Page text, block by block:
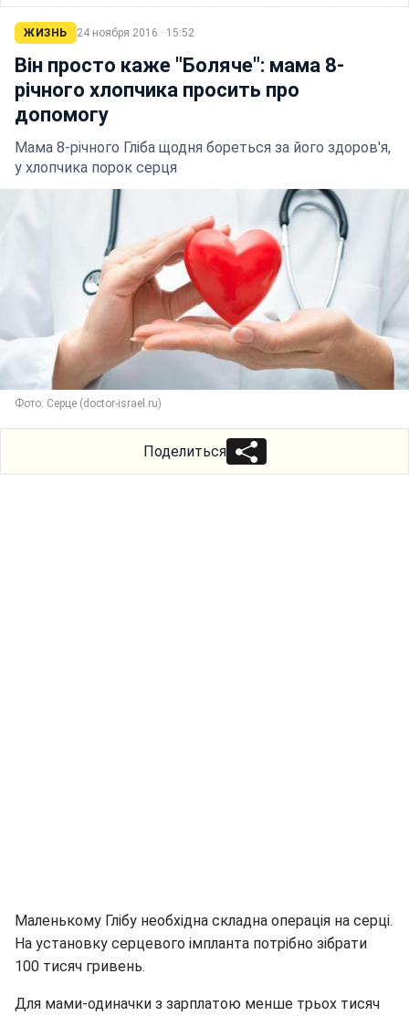
ЖИЗНЬ 24 ноября 2016 · 15:52
Він просто каже "Боляче": мама 8-
річного хлопчика просить про
допомогу
Мама 8-річного Гліба щодня бореться за його здоров'я,
у хлопчика порок серця
Фото: Серце (doctor-israel.ru)
Поделиться
Маленькому Глібу необхідна складна операція на серці.
На установку серцевого імпланта потрібно зібрати
100 тисяч гривень.
Для мами-одиначки з зарплатою менше трьох тисяч